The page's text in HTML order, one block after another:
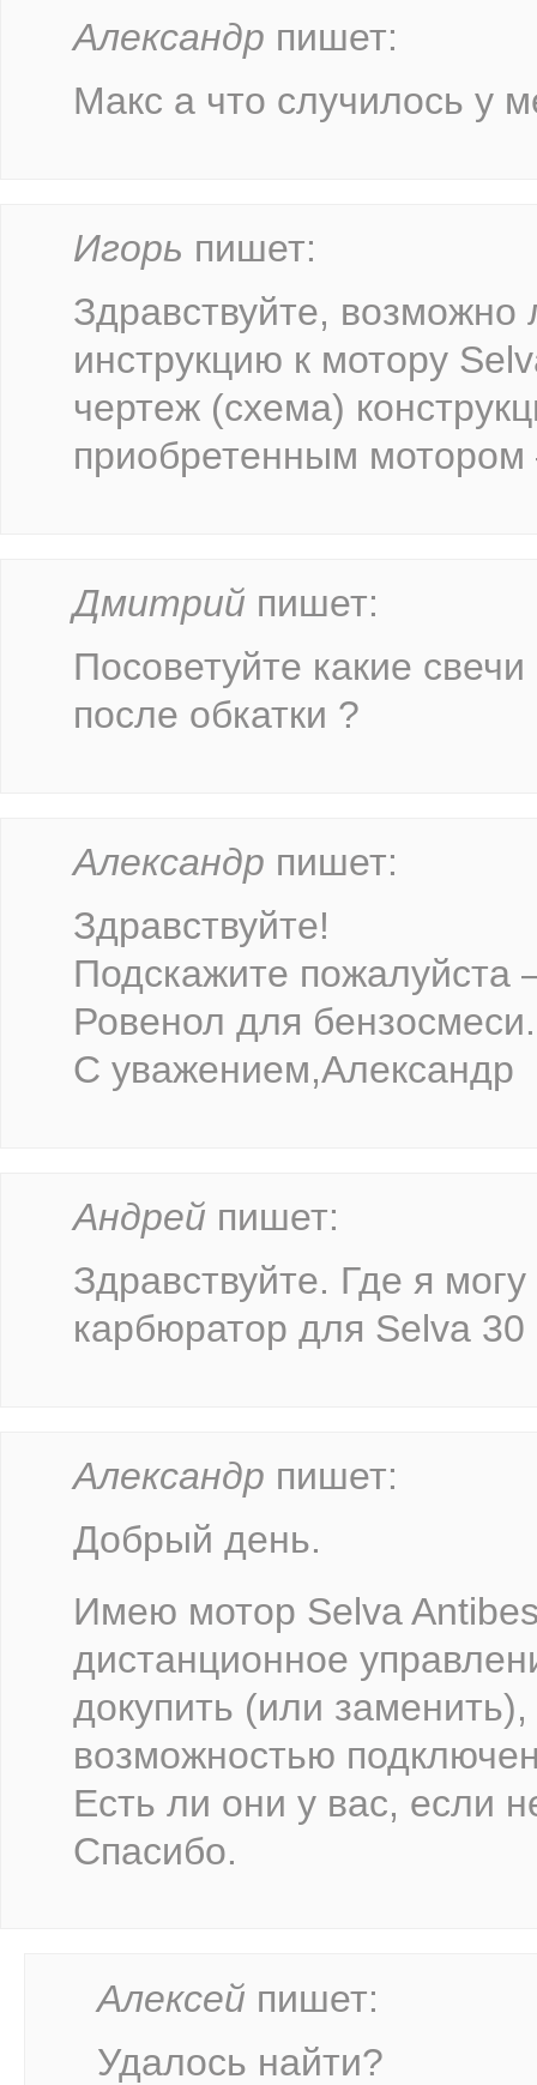
Александр пишет:
Макс а что случилось у
Игорь пишет:
Здравствуйте,
инструкцию к мотору
чертеж (схема)
приобретенным мотором
Дмитрий пишет:
Посоветуйте какие
после обкатки ?
Александр пишет:
Здравствуйте!
Подскажите пожалуйста
Ровенол для бензосмеси.
С уважением,Александр
Андрей пишет:
Здравствуйте. Где я
карбюратор для Selva 30
Александр пишет:
Добрый день.
Имею мотор Selva
дистанционное
докупить (или
возможностью
Есть ли они у вас, если
Спасибо.
Алексей пишет:
Удалось найти?